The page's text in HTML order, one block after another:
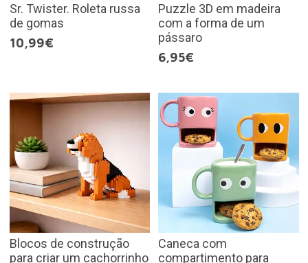
Sr. Twister. Roleta russa
de gomas
10,99€
Puzzle 3D em madeira
com a forma de um
pássaro
6,95€
Blocos de construção
para criar um cachorrinho
Caneca com
compartimento para